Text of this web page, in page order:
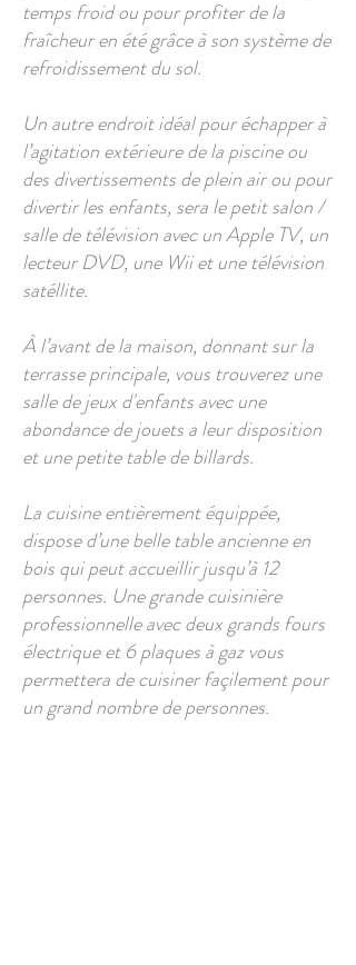
temps froid ou pour profiter de la
fraîcheur en été grâce à son système de
refroidissement du sol.
Un autre endroit idéal pour échapper à
l’agitation extérieure de la piscine ou
des divertissements de plein air ou pour
divertir les enfants, sera le petit salon /
salle de télévision avec un Apple TV, un
lecteur DVD, une Wii et une télévision
satéllite.
À l’avant de la maison, donnant sur la
terrasse principale, vous trouverez une
salle de jeux d'enfants avec une
abondance de jouets a leur disposition
et une petite table de billards.
La cuisine entièrement équippée,
dispose d’une belle table ancienne en
bois qui peut accueillir jusqu’à 12
personnes. Une grande cuisinière
professionnelle avec deux grands fours
électrique et 6 plaques à gaz vous
permettera de cuisiner façilement pour
un grand nombre de personnes.